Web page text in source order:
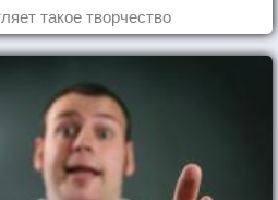
такое творчество